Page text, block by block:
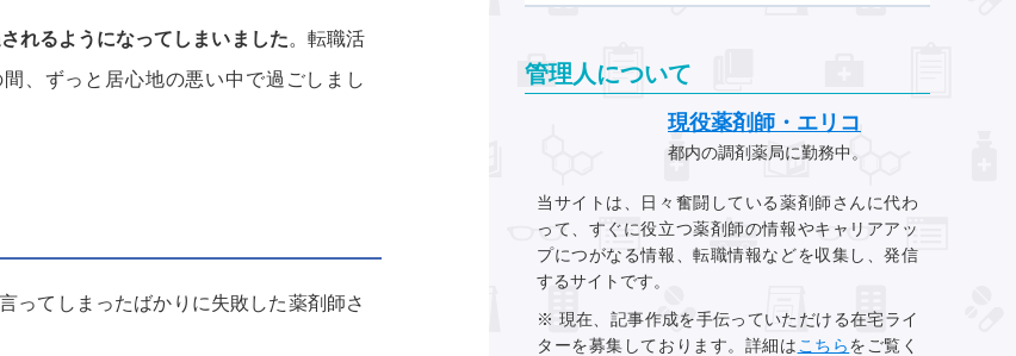
れるようになってしまいました。転職活
、ずっと居心地の悪い中で過ごしまし
ってしまったばかりに失敗した薬剤師さ
管理人について
現役薬剤師・エリコ
都内の調剤薬局に勤務中。
当サイトは、日々奮闘している薬剤師さんに代わ
って、すぐに役立つ薬剤師の情報やキャリアアッ
プにつがなる情報、転職情報などを収集し、発信
するサイトです。
※ 現在、記事作成を手伝っていただける在宅ライ
ターを募集しております。詳細は こちらをご覧く